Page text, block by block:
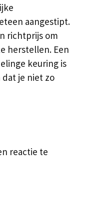
aangestipt.
richtprijs om
herstellen. Een
keuring is
je niet zo
reactie te